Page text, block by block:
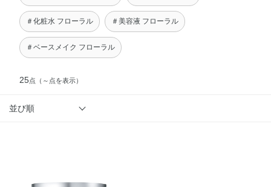
＃化粧水 フローラル ＃美容液 フローラル
＃ベースメイク フローラル
25点 （～点を表示）
並び順